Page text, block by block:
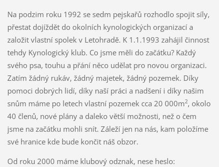
Na podzim roku 1992 se sedm pejskařů rozhodlo spojit síly,
přestat dojíždět do okolních kynologických organizací a
založit vlastní spolek v Letohradě. K 1.1.1993 zahájil činnost
tehdy Kynologický klub. Co jsme měli do začátku? Každý
svého psa, touhu a přání něco udělat pro novou organizaci.
Zatím žádný rukáv, žádný majetek, žádný pozemek. Díky
pomoci dobrých lidí, díky naší práci a nadšení i díky našim
snům máme po letech vlastní pozemek cca 20 000m2, okolo
40 členů, nové plány a daleko větší možnosti, než o čem
jsme na začátku mohli snít. Záleží jen na nás, kam položíme
své hranice kde bude končit náš obzor.
Od roku 2000 máme klubový odznak, nese heslo: